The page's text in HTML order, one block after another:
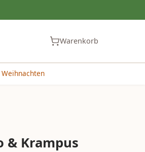
Warenkorb
Weihnachten
& Krampus